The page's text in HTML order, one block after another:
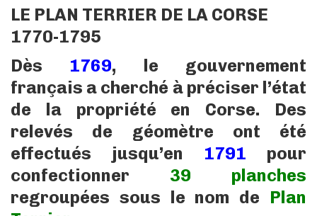
LE PLAN TERRIER DE LA CORSE
1770-1795
Dès 1769, le gouvernement
français a cherché à préciser l’état
de la propriété en Corse. Des
relevés de géomètre ont été
effectués jusqu’en 1791 pour
confectionner 39 planches
regroupées sous le nom de Plan